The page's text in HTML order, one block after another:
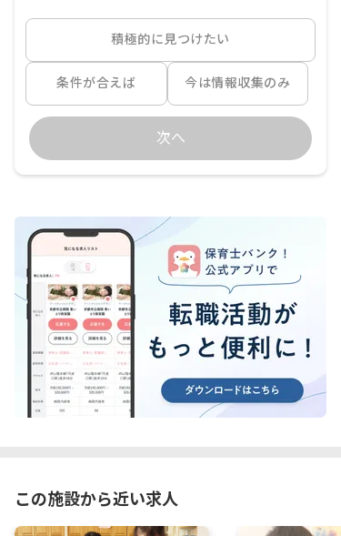
積極的に見つけたい
条件が合えば 今は情報収集のみ
次へ
この施設から近い求人